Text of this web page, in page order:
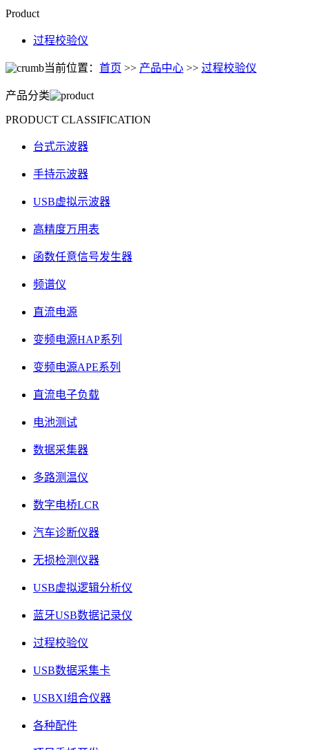
Product
过程校验仪
当前位置： 首页 >> 产品中心 >> 过程校验仪
产品分类
PRODUCT CLASSIFICATION
台式示波器
手持示波器
USB虚拟示波器
高精度万用表
函数任意信号发生器
频谱仪
直流电源
变频电源HAP系列
变频电源APE系列
直流电子负载
电池测试
数据采集器
多路测温仪
数字电桥LCR
汽车诊断仪器
无损检测仪器
USB虚拟逻辑分析仪
蓝牙USB数据记录仪
过程校验仪
USB数据采集卡
USBXI组合仪器
各种配件